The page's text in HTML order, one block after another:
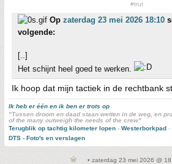
#trut
Op zaterdag 23 mei 2026 18:10
volgende:
[..]
Het schijnt heel goed te werken.
Ik hoop dat mijn tactiek in de rechtbank
Ik heb er één en ik ben er trots op
"Tussen droom en daad staan wetten in de weg, en
of the many outweigh the needs of the crew"
Terugblik op tachtig kilometer lopen - Westerborkpad -
DTS - Foto's en verslagen
• zaterdag 23 mei 2026 @